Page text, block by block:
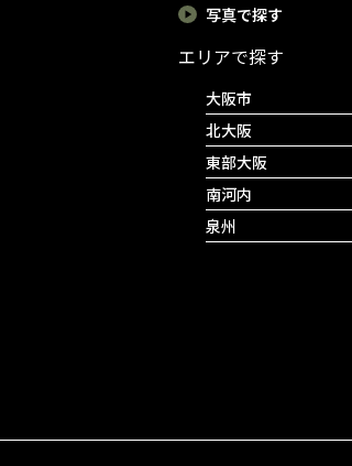
写真で探す
エリアで探す
大阪市
北大阪
東部大阪
南河内
泉州